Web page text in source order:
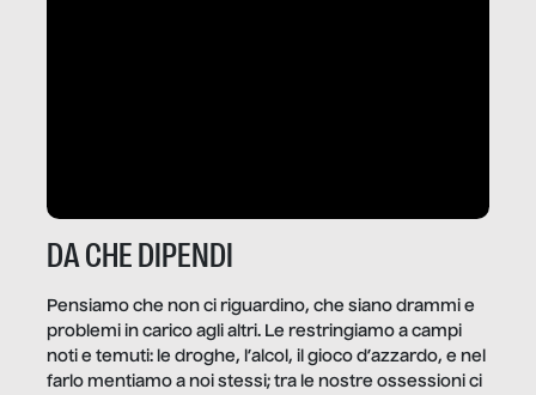
DA CHE DIPENDI
Pensiamo che non ci riguardino, che siano drammi e
problemi in carico agli altri. Le restringiamo a campi
noti e temuti: le droghe, l’alcol, il gioco d’azzardo, e nel
farlo mentiamo a noi stessi; tra le nostre ossessioni ci